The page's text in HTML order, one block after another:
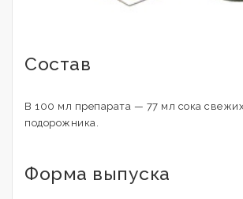
Состав
В 100 мл препарата — 77 мл сока
подорожника.
Форма выпуска